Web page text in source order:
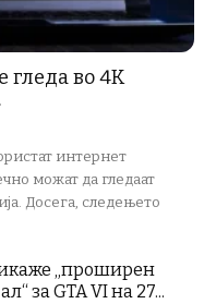
гледа во 4K
интернет
можат да гледаат
Досега, следењето
„проширен
за GTA VI на 27...